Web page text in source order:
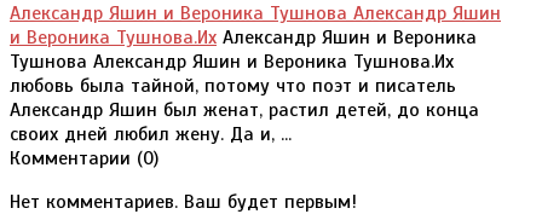
Александр Яшин и Вероника Тушнова Александр Яшин
и Вероника Тушнова.Их Александр Яшин и Вероника
Тушнова Александр Яшин и Вероника Тушнова.Их
любовь была тайной, потому что поэт и писатель
Александр Яшин был женат, растил детей, до конца
своих дней любил жену. Да и, ...
Комментарии (0)
Нет комментариев. Ваш будет первым!